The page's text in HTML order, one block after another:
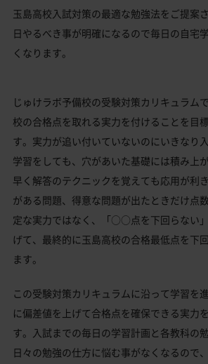
玉島高校入試対策の最適な勉強法をご提案
日やるべき事が明確になるので毎日の自宅
くなります。
じゅけラボ予備校の受験対策カリキュラム
校の合格点を取れる実力を付けることを目
す。実力が追い付いていないのにいきなり
学習をしても、穴があいた基礎には積み上
早く解答のテクニックを覚えても応用が利
がある問題、得意な問題が出たときだけ点
定な実力ではなく、「○○点を下回らない
げて、最終的に玉島高校の合格最低点を下
ます。
この受験対策カリキュラムに沿って学習を
に偏差値を上げて合格点を確保できる実力
す。入試までの毎日の学習計画と各教科の
日々の勉強の仕方に悩む事がなくなるので